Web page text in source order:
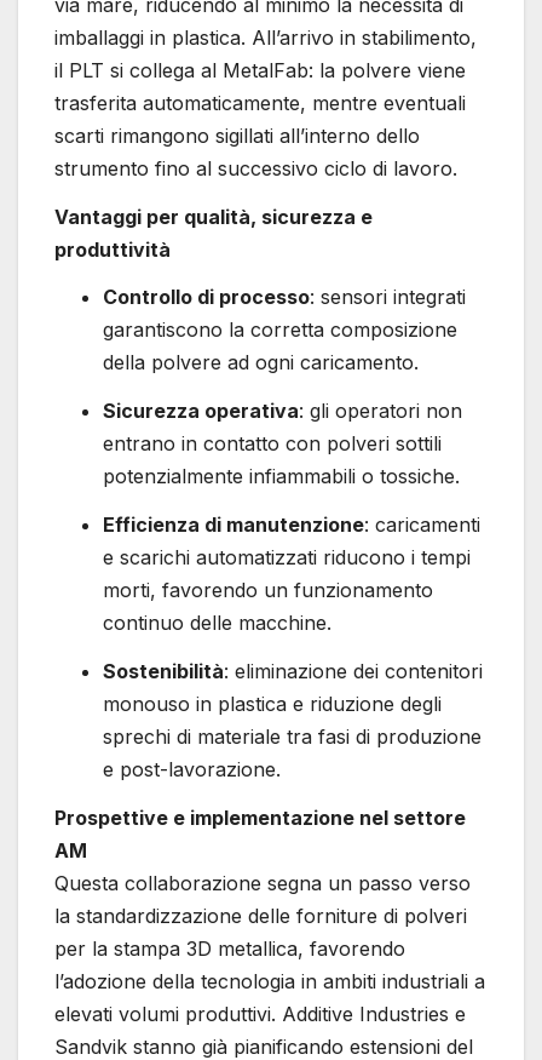
imballaggi in plastica. All’arrivo in stabilimento,
il PLT si collega al MetalFab: la polvere viene
trasferita automaticamente, mentre eventuali
scarti rimangono sigillati all’interno dello
strumento fino al successivo ciclo di lavoro.
Vantaggi per qualità, sicurezza e
produttività
Controllo di processo: sensori integrati
garantiscono la corretta composizione
della polvere ad ogni caricamento.
Sicurezza operativa: gli operatori non
entrano in contatto con polveri sottili
potenzialmente infiammabili o tossiche.
Efficienza di manutenzione: caricamenti
e scarichi automatizzati riducono i tempi
morti, favorendo un funzionamento
continuo delle macchine.
Sostenibilità: eliminazione dei contenitori
monouso in plastica e riduzione degli
sprechi di materiale tra fasi di produzione
e post-lavorazione.
Prospettive e implementazione nel settore
AM
Questa collaborazione segna un passo verso
la standardizzazione delle forniture di polveri
per la stampa 3D metallica, favorendo
l’adozione della tecnologia in ambiti industriali a
elevati volumi produttivi. Additive Industries e
Sandvik stanno già pianificando estensioni del